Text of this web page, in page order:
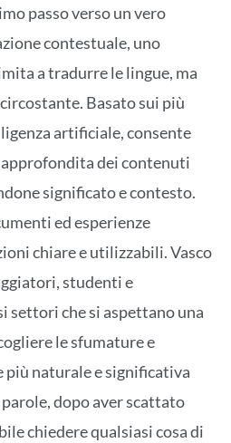
passo verso un vero
contestuale, uno
a tradurre le lingue, ma
Basato sui più
artificiale, consente
dei contenuti
significato e contesto.
ed esperienze
chiare e utilizzabili. Vasco
studenti e
settori che si aspettano una
le sfumature e
più naturale e significativa
dopo aver scattato
chiedere qualsiasi cosa di